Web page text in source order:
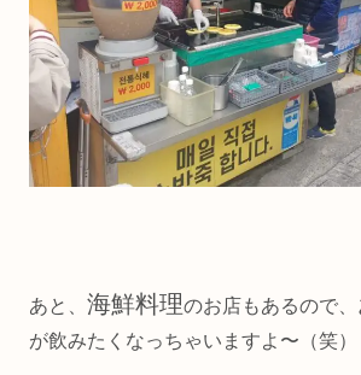
あと、 海鮮料理のお店もあるので、
が飲みたくなっちゃいますよ〜（笑）